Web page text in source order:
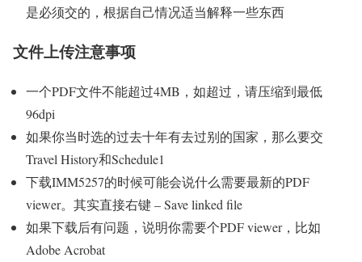
是必须交的，根据自己情况适当解释一些东西
文件上传注意事项
一个PDF文件不能超过4MB，如超过，请压缩到最低
96dpi
如果你当时选的过去十年有去过别的国家，那么要交
Travel History和Schedule1
下载IMM5257的时候可能会说什么需要最新的PDF
viewer。其实直接右键 – Save linked file
如果下载后有问题，说明你需要个PDF viewer，比如
Adobe Acrobat